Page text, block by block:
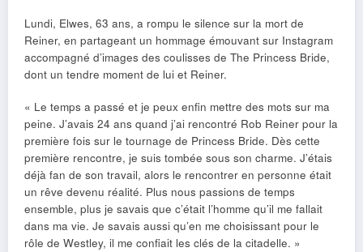
Lundi, Elwes, 63 ans, a rompu le silence sur la mort de
Reiner, en partageant un hommage émouvant sur Instagram
accompagné d’images des coulisses de The Princess Bride,
dont un tendre moment de lui et Reiner.
« Le temps a passé et je peux enfin mettre des mots sur ma
peine. J’avais 24 ans quand j’ai rencontré Rob Reiner pour la
première fois sur le tournage de Princess Bride. Dès cette
première rencontre, je suis tombée sous son charme. J’étais
déjà fan de son travail, alors le rencontrer en personne était
un rêve devenu réalité. Plus nous passions de temps
ensemble, plus je savais que c’était l’homme qu’il me fallait
dans ma vie. Je savais aussi qu’en me choisissant pour le
rôle de Westley, il me confiait les clés de la citadelle. »